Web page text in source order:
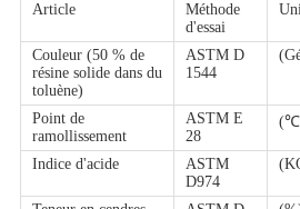
Article
Méthode
d'essai
Couleur (50 % de
résine solide dans du
toluène)
ASTM D
1544
Point de
ramollissement
ASTM E
28
Indice d'acide
ASTM
D974